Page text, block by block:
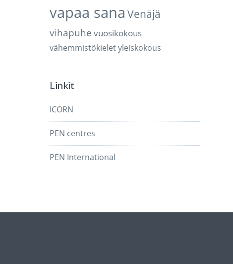
vapaa sana Venäjä
vihapuhe vuosikokous
vähemmistökieletyleiskokous
Linkit
ICORN
PEN centres
PEN International